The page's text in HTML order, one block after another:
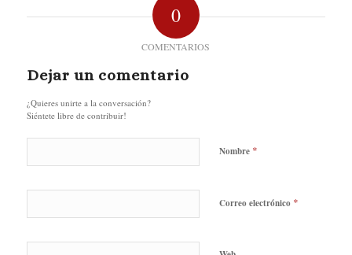
0
COMENTARIOS
Dejar un comentario
¿Quieres unirte a la conversación?
Siéntete libre de contribuir!
Nombre *
Correo electrónico *